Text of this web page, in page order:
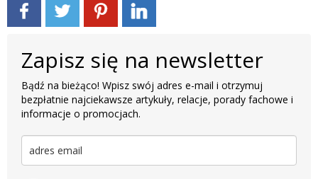
Zapisz się na newsletter
Bądź na bieżąco! Wpisz swój adres e-mail i otrzymuj
bezpłatnie najciekawsze artykuły, relacje, porady fachowe i
informacje o promocjach.